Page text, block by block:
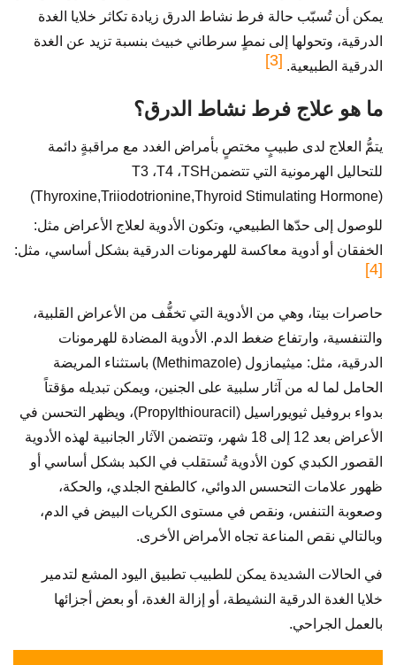
يمكن أن تُسبّب حالة فرط نشاط الدرق زيادة تكاثر خلايا الغدة
الدرقية، وتحولها إلى نمطٍ سرطاني خبيث بنسبة تزيد عن الغدة
الدرقية الطبيعية. [3]
ما هو علاج فرط نشاط الدرق؟
يتمُّ العلاج لدى طبيبٍ مختصٍ بأمراض الغدد مع مراقبةٍ دائمة
للتحاليل الهرمونية التي تتضمنT3 ،T4 ،TSH
(Thyroxine,Triiodotrionine,Thyroid Stimulating Hormone)
للوصول إلى حدّها الطبيعي، وتكون الأدوية لعلاج الأعراض مثل:
الخفقان أو أدوية معاكسة للهرمونات الدرقية بشكل أساسي، مثل:
[4]
حاصرات بيتا، وهي من الأدوية التي تخفُّف من الأعراض القلبية،
والتنفسية، وارتفاع ضغط الدم. الأدوية المضادة للهرمونات
الدرقية، مثل: ميثيمازول (Methimazole) باستثناء المريضة
الحامل لما له من آثار سلبية على الجنين، ويمكن تبديله مؤقتاً
بدواء بروفيل ثيويوراسيل (Propylthiouracil)، ويظهر التحسن في
الأعراض بعد 12 إلى 18 شهر، وتتضمن الآثار الجانبية لهذه الأدوية
القصور الكبدي كون الأدوية تُستقلب في الكبد بشكل أساسي أو
ظهور علامات التحسس الدوائي، كالطفح الجلدي، والحكة،
وصعوبة التنفس، ونقص في مستوى الكريات البيض في الدم،
وبالتالي نقص المناعة تجاه الأمراض الأخرى.
في الحالات الشديدة يمكن للطبيب تطبيق اليود المشع لتدمير
خلايا الغدة الدرقية النشيطة، أو إزالة الغدة، أو بعض أجزائها
بالعمل الجراحي.